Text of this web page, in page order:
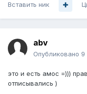
Вставить ник
abv
Опубликовано 9
это и есть амос =)))
отписывались )